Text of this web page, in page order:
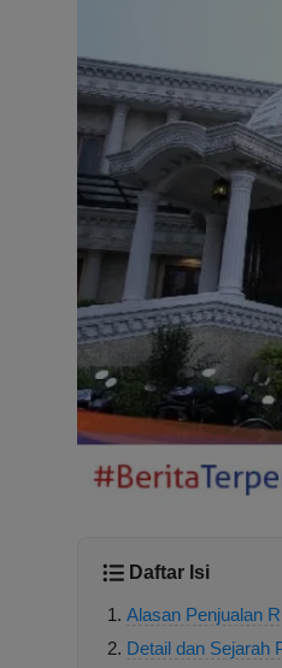
Daftar Isi
Alasan Penjualan
Detail dan Sejarah